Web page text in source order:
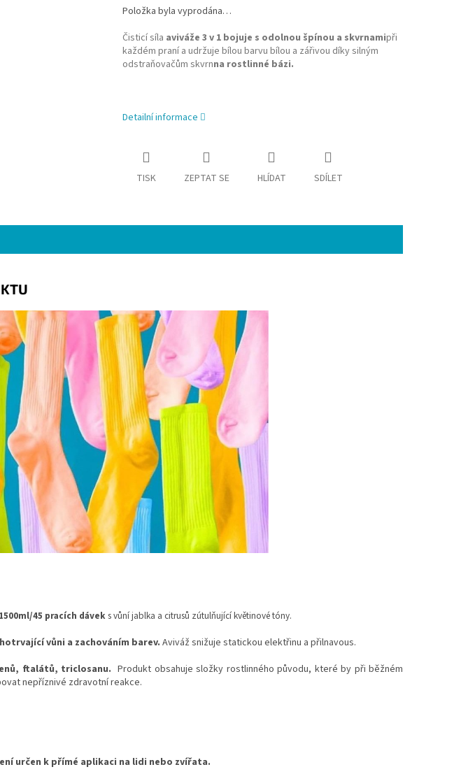
Položka byla vyprodána…
Čisticísíla aviváže 3 v 1 bojuje s odolnou špínou a skvrnamipři
každém praní a udržuje bílou barvu bílou a zářivou díky silným
odstraňovačům skvrnna rostlinné bázi.
Detailní informace
TISK ZEPTAT SE HLÍDAT SDÍLET
45 pracích dáveks vůní jablka a citrusů zútulňující květinové tóny.
vůni a zachováním barev. Aviváž snižuje statickou elektřinu a přilnavous.
ftalátů, triclosanu.Produkt obsahuje složky rostlinného původu, které by při běžném
nepříznivé zdravotní reakce.
určen k přímé aplikaci na lidi nebo zvířata.